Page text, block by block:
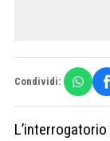
Condividi: